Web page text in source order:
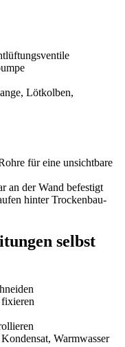
Lötkolben,
für eine unsichtbare
an der Wand befestigt
hinter Trockenbau-
selbst
Warmwasser